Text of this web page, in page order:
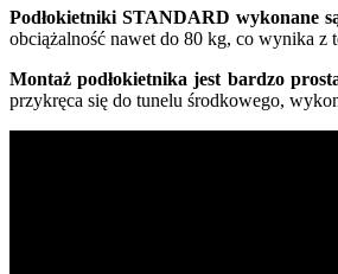
Podłokietniki STANDARD wykonane
obciążalność nawet do 80 kg, co wynika z
Montaż podłokietnika jest bardzo
przykręca się do tunelu środkowego,